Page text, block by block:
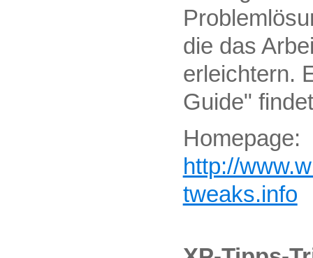
die das
erleichtern.
Guide"
Homepage:
http://
tweaks.info